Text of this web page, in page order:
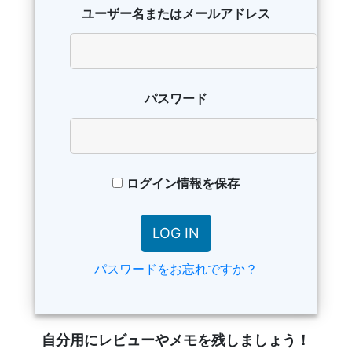
ユーザー名またはメールアドレス
パスワード
ログイン情報を保存
パスワードをお忘れですか？
自分用にレビューやメモを残しましょう！